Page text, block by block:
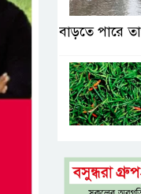
বাড়তে পারে